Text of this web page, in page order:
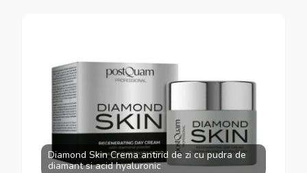
Diamond Skin Crema antirid de zi cu pudra de
diamant si acid hyaluronic